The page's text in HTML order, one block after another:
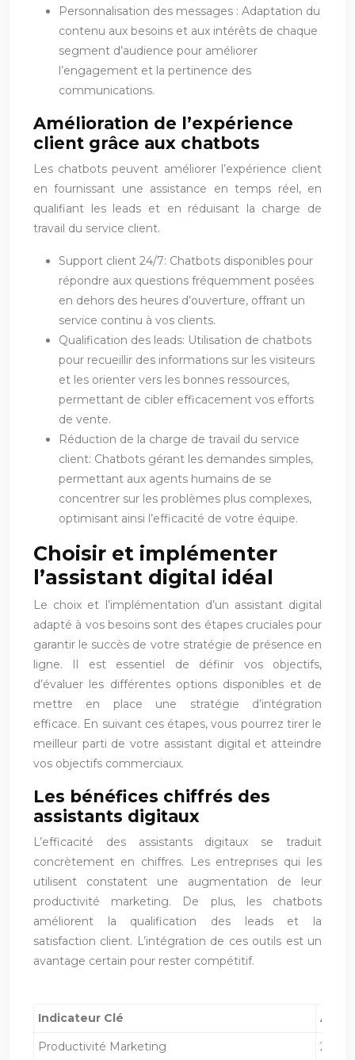
Personnalisation des messages : Adaptation du
contenu aux besoins et aux intérêts de chaque
segment d’audience pour améliorer
l’engagement et la pertinence des
communications.
Amélioration de l’expérience
client grâce aux chatbots
Les chatbots peuvent améliorer l’expérience client
en fournissant une assistance en temps réel, en
qualifiant les leads et en réduisant la charge de
travail du service client.
Support client 24/7: Chatbots disponibles pour
répondre aux questions fréquemment posées
en dehors des heures d’ouverture, offrant un
service continu à vos clients.
Qualification des leads: Utilisation de chatbots
pour recueillir des informations sur les visiteurs
et les orienter vers les bonnes ressources,
permettant de cibler efficacement vos efforts
de vente.
Réduction de la charge de travail du service
client: Chatbots gérant les demandes simples,
permettant aux agents humains de se
concentrer sur les problèmes plus complexes,
optimisant ainsi l’efficacité de votre équipe.
Choisir et implémenter
l’assistant digital idéal
Le choix et l’implémentation d’un assistant digital
adapté à vos besoins sont des étapes cruciales pour
garantir le succès de votre stratégie de présence en
ligne. Il est essentiel de définir vos objectifs,
d’évaluer les différentes options disponibles et de
mettre en place une stratégie d’intégration
efficace. En suivant ces étapes, vous pourrez tirer le
meilleur parti de votre assistant digital et atteindre
vos objectifs commerciaux.
Les bénéfices chiffrés des
assistants digitaux
L’efficacité des assistants digitaux se traduit
concrètement en chiffres. Les entreprises qui les
utilisent constatent une augmentation de leur
productivité marketing. De plus, les chatbots
améliorent la qualification des leads et la
satisfaction client. L’intégration de ces outils est un
avantage certain pour rester compétitif.
Indicateur Clé
Productivité Marketing
25%